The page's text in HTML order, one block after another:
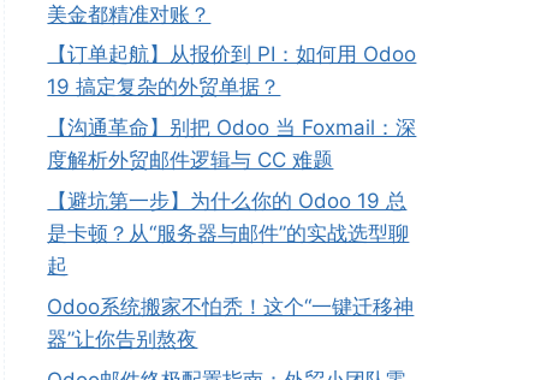
美金都精准对账？
【订单起航】从报价到 PI：如何用 Odoo
19 搞定复杂的外贸单据？
【沟通革命】别把 Odoo 当 Foxmail：深
度解析外贸邮件逻辑与 CC 难题
【避坑第一步】为什么你的 Odoo 19 总
是卡顿？从“服务器与邮件”的实战选型聊
起
Odoo系统搬家不怕秃！这个“一键迁移神
器”让你告别熬夜